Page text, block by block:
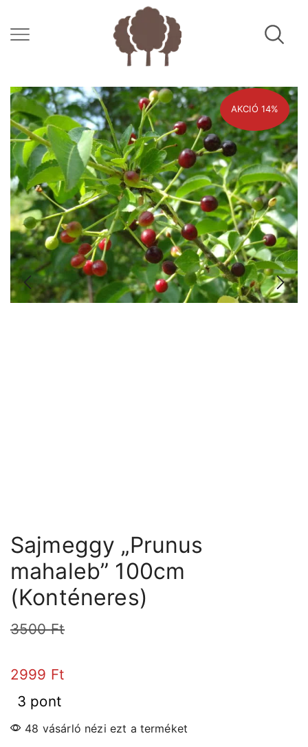
AKCIÓ 14%
Sajmeggy „Prunus
mahaleb” 100cm
(Konténeres)
3500Ft
2999 Ft
3 pont
48 vásárló nézi ezt a terméket